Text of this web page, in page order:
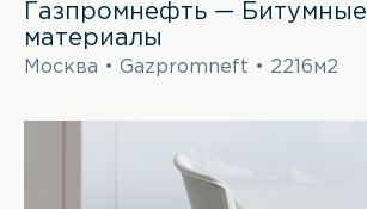
Газпромнефть — Битумные
материалы
Москва • Gazpromneft • 2216м2